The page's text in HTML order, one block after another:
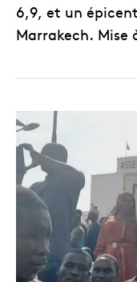
6,9, et un
Marrakech. Mise